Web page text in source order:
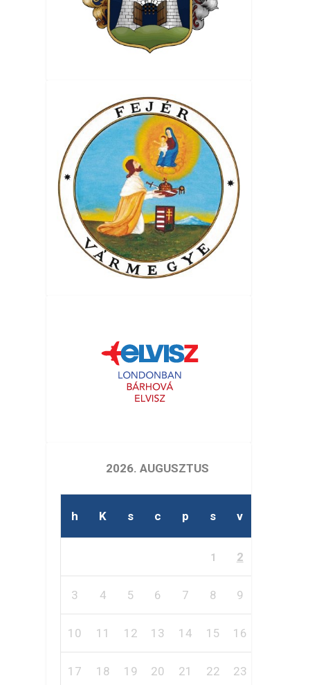
2026. AUGUSZTUS
h K s c p s v
1 2
3 4 5 6 7 8 9
10 11 12 13 14 15 16
17 18 19 20 21 22 23